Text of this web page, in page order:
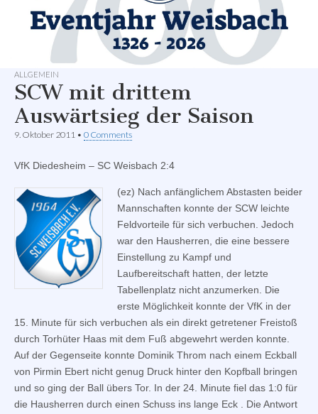
ALLGEMEIN
SCW mit drittem
Auswärtsieg der Saison
9. Oktober 2011 • 0 Comments
VfK Diedesheim – SC Weisbach 2:4
(ez) Nach anfänglichem Abstasten beider
Mannschaften konnte der SCW leichte
Feldvorteile für sich verbuchen. Jedoch
war den Hausherren, die eine bessere
Einstellung zu Kampf und
Laufbereitschaft hatten, der letzte
Tabellenplatz nicht anzumerken. Die
erste Möglichkeit konnte der VfK in der
15. Minute für sich verbuchen als ein direkt getretener Freistoß
durch Torhüter Haas mit dem Fuß abgewehrt werden konnte.
Auf der Gegenseite konnte Dominik Throm nach einem Eckball
von Pirmin Ebert nicht genug Druck hinter den Kopfball bringen
und so ging der Ball übers Tor. In der 24. Minute fiel das 1:0 für
die Hausherren durch einen Schuss ins lange Eck . Die Antwort